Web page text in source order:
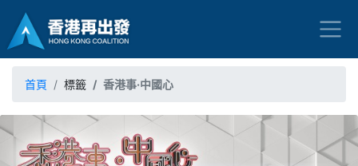
首頁 標籤 香港事·中國心